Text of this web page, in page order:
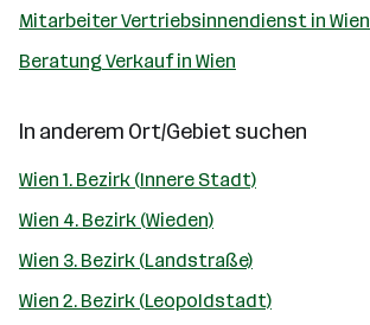
Mitarbeiter Vertriebsinnendienst in Wien
Beratung Verkauf in Wien
In anderem Ort/Gebiet suchen
Wien 1. Bezirk (Innere Stadt)
Wien 4. Bezirk (Wieden)
Wien 3. Bezirk (Landstraße)
Wien 2. Bezirk (Leopoldstadt)